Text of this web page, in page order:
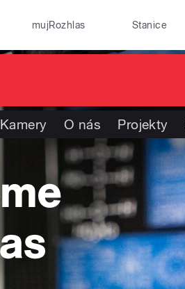
mujRozhlas Stanice
Kamery O nás Projekty